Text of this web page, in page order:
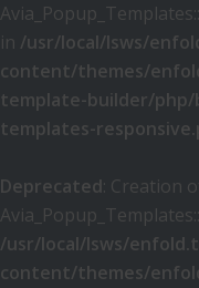
in /usr/local/lsws/
content/themes/
template-builder/php/
templates-
Deprecated: Creation
/usr/local/lsws/
content/themes/